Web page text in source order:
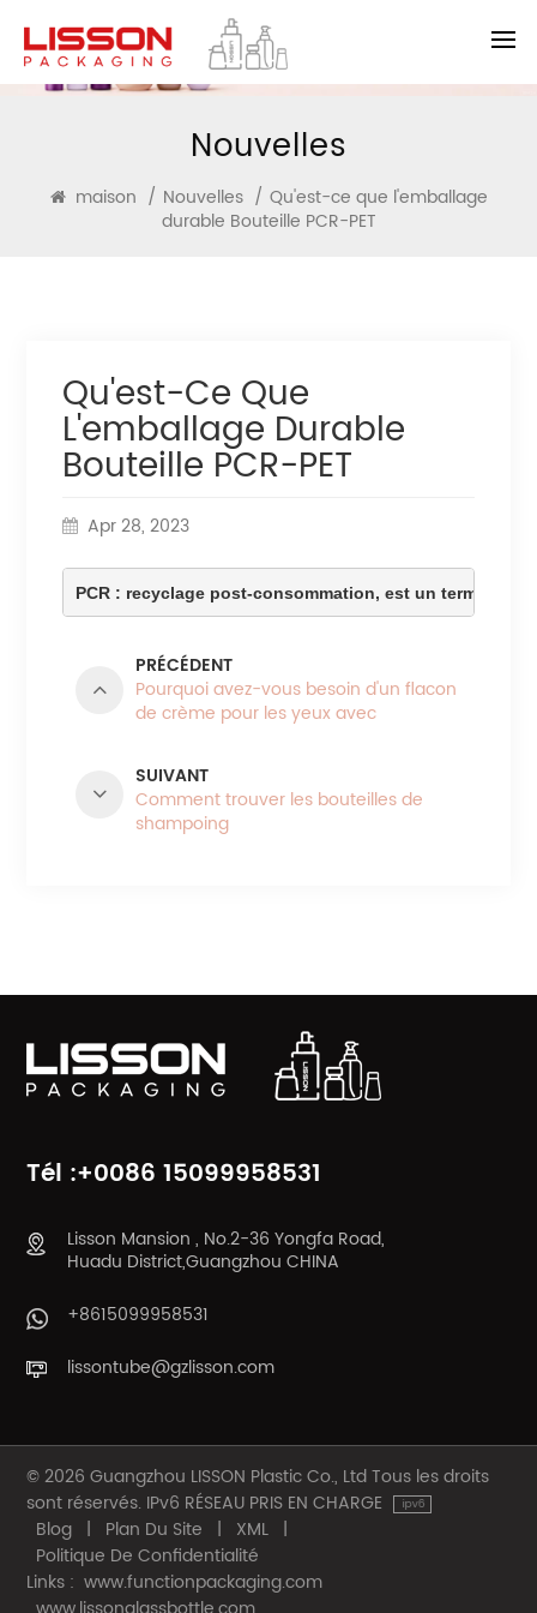
Nouvelles
maison / Nouvelles / Qu'est-ce que l'emballage
durable Bouteille PCR-PET
Qu'est-Ce Que
L'emballage Durable
Bouteille PCR-PET
Apr 28, 2023
PCR : recyclage post-consommation, est un terme
PRÉCÉDENT
Pourquoi avez-vous besoin d'un flacon
de crème pour les yeux avec
SUIVANT
Comment trouver les bouteilles de
shampoing
Tél :+0086 15099958531
Lisson Mansion , No.2-36 Yongfa Road,
Huadu District,Guangzhou CHINA
+8615099958531
lissontube@gzlisson.com
© 2026 Guangzhou LISSON Plastic Co., Ltd Tous les droits
sont réservés. IPv6 RÉSEAU PRIS EN CHARGE
Blog | Plan Du Site | XML |
Politique De Confidentialité
Links : www.functionpackaging.com